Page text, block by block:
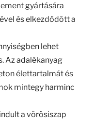
gyártására
és elkezdődött a
lehet
Az adalékanyag
élettartalmát és
mintegy harminc
a vörösiszap